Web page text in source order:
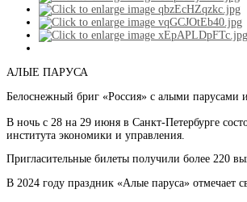
АЛЫЕ ПАРУСА
Белоснежный бриг «Россия» с алыми парусами
В ночь с 28 на 29 июня в Санкт-Петербурге
института экономики и управления.
Пригласительные билеты получили более 220
В 2024 году праздник «Алые паруса» отмечает